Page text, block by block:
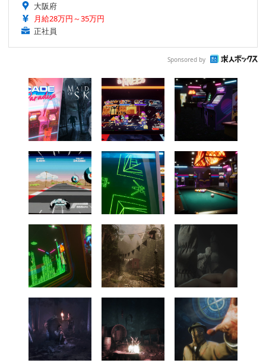
大阪府
月給28万円～35万円
正社員
Sponsored by